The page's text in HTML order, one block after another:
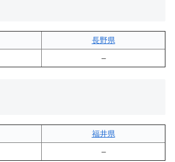
長野県
–
福井県
–